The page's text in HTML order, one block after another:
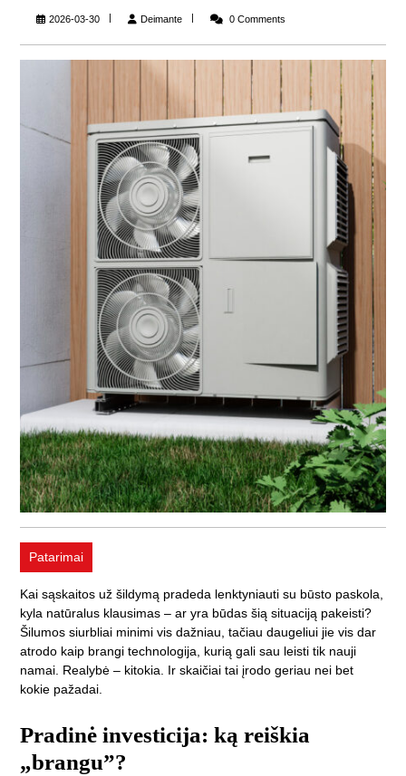
2026-03-30 DeimanteDeimante 0 Comments
Patarimai
Kai sąskaitos už šildymą pradeda lenktyniauti su būsto paskola,
kyla natūralus klausimas – ar yra būdas šią situaciją pakeisti?
Šilumos siurbliai minimi vis dažniau, tačiau daugeliui jie vis dar
atrodo kaip brangi technologija, kurią gali sau leisti tik nauji
namai. Realybė – kitokia. Ir skaičiai tai įrodo geriau nei bet
kokie pažadai.
Pradinė investicija: ką reiškia
„brangu”?